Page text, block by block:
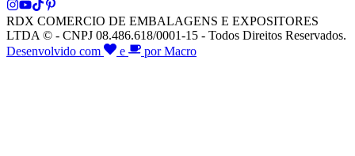
RDX COMERCIO DE EMBALAGENS E EXPOSITORES
LTDA © - CNPJ 08.486.618/0001-15 - Todos Direitos Reservados.
Desenvolvido com
e por Macro